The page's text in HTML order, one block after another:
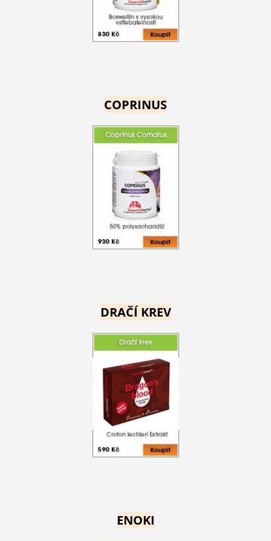
COPRINUS
DRAČÍ KREV
ENOKI